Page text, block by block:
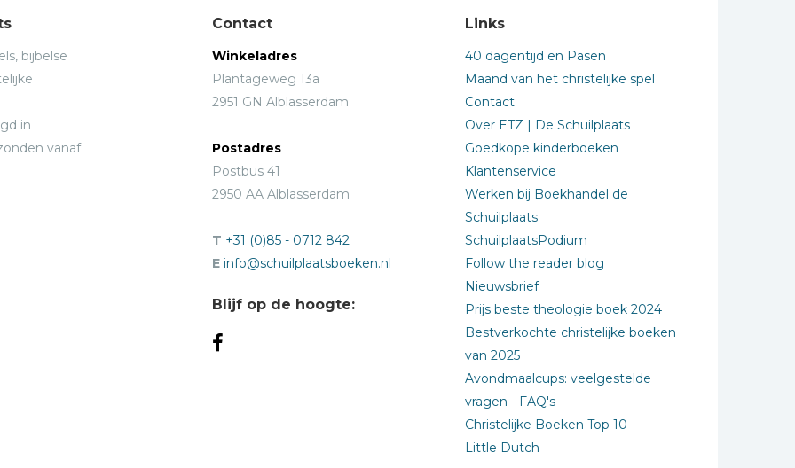
bijbelse
in
vanaf
Contact
Winkeladres
Plantageweg 13a
2951 GN Alblasserdam
Postadres
Postbus 41
2950 AA Alblasserdam
T +31 (0)85 - 0712 842
E info@schuilplaatsboeken.nl
Blijf op de hoogte:
Links
40 dagentijd en Pasen
Maand van het christelijke spel
Contact
Over ETZ | De Schuilplaats
Goedkope kinderboeken
Klantenservice
Werken bij Boekhandel de
Schuilplaats
SchuilplaatsPodium
Follow the reader blog
Nieuwsbrief
Prijs beste theologie boek 2024
Bestverkochte christelijke boeken
van 2025
Avondmaalcups: veelgestelde
vragen - FAQ's
Christelijke Boeken Top 10
Little Dutch